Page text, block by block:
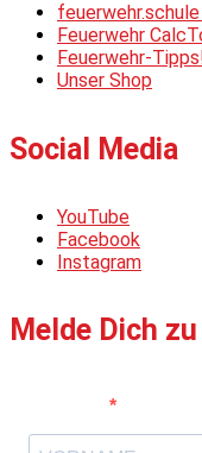
Feuerwehr
Feuerwehr-
Unser Shop
Social Media
YouTube
Facebook
Instagram
Melde Dich